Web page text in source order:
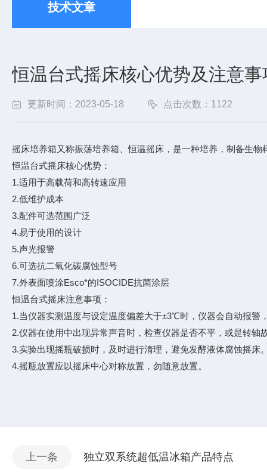
技术文章
恒温台式摇床核心优势及注意事
更新时间：2023-05-18 点击次数：1122
摇床培养箱又称振荡培养箱、恒温摇床，是一种培养，制备生
恒温台式摇床核心优势：
1.适用于高载荷和高转速应用
2.低维护成本
3.配件可选范围广泛
4.易于使用的设计
5.声光报警
6.可选抗二氧化碳腐蚀型号
7.外表面喷涂Esco*的ISOCIDE抗菌涂层
恒温台式摇床注意事项：
1.当仪器实测温度与设定温度偏差大于±3℃时，仪器会自动报
2.仪器在使用中出现异常声音时，检查仪器是否不平，或是转轴
3.实验出现摇瓶破损时，及时进行清理，避免发酵液体腐蚀摇床
4.摇瓶放置应以摇床中心对称放置，勿随意放置。
上一条 独立双系统超低温冰箱产品特点